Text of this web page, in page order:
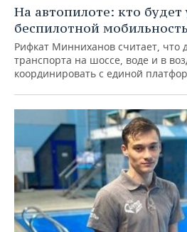
На автопилоте: кто будет
беспилотной
Рифкат Минниханов считает, что
транспорта на шоссе, воде и в
координировать с единой